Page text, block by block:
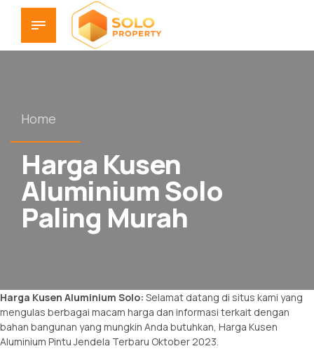
Home
Harga Kusen
Aluminium Solo
Paling Murah
Harga Kusen Aluminium Solo: Selamat datang di situs kami yang
mengulas berbagai macam harga dan informasi terkait dengan
bahan bangunan yang mungkin Anda butuhkan, Harga Kusen
Aluminium Pintu Jendela Terbaru Oktober 2023.